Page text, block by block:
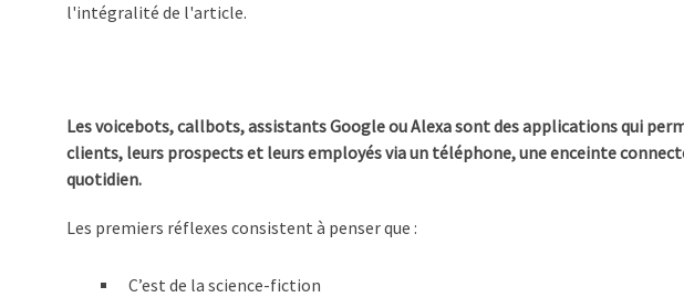
l'intégralité de l'article.
Les voicebots, callbots, assistants Google ou Alexa sont des applications qui
clients, leurs prospects et leurs employés via un téléphone, une enceinte
quotidien.
Les premiers réflexes consistent à penser que :
C’est de la science-fiction